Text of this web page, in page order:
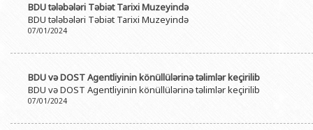
BDU tələbələri Təbiət Tarixi Muzeyində
BDU tələbələri Təbiət Tarixi Muzeyində
07/01/2024
BDU və DOST Agentliyinin könüllülərinə təlimlər keçirilib
BDU və DOST Agentliyinin könüllülərinə təlimlər keçirilib
07/01/2024